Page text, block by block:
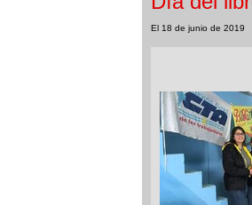
El 18 de junio de 2019